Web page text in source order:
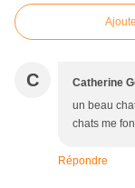
C Catherine
un beau
chats me
Répondre